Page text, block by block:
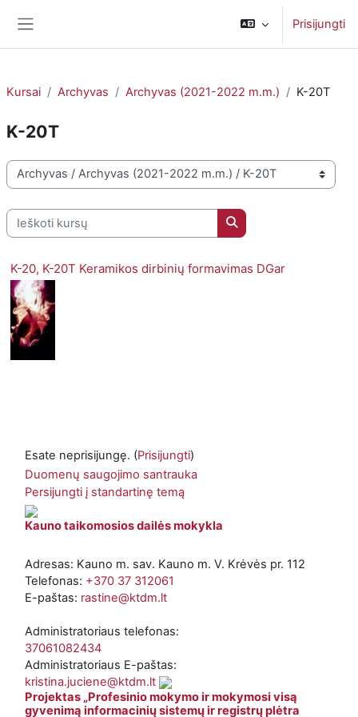
Prisijungti
Kursai Archyvas Archyvas (2021-2022 m.m.) K-20T
K-20T
Kursų kategorijos
Ieškoti kursų
Ieškoti kursų
K-20, K-20T Keramikos dirbinių formavimas DGar
Esate neprisijungę. (Prisijungti)
Duomenų saugojimo santrauka
Persijungti į standartinę temą
Kauno taikomosios dailės mokykla
Adresas: Kauno m. sav. Kauno m. V. Krėvės pr. 112
Telefonas: +370 37 312061
E-paštas: rastine@ktdm.lt
Administratoriaus telefonas:
37061082434
Administratoriaus E-paštas:
kristina.juciene@ktdm.lt
Projektas „Profesinio mokymo ir mokymosi visą
gyvenimą informacinių sistemų ir registrų plėtra